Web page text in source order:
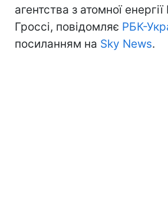
агентства з атомної
Гроссі, повідомляє РБК-
посиланням на Sky News.